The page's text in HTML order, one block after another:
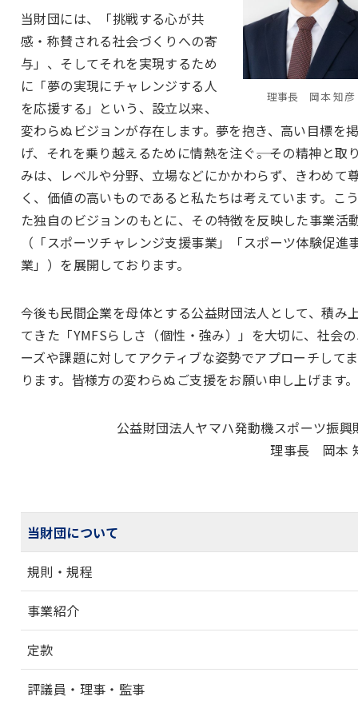
理事長 岡本 知彦
当財団には、「挑戦する心が共
感・称賛される社会づくりへの寄
与」、そしてそれを実現するため
に「夢の実現にチャレンジする人
を応援する」という、設立以来、
変わらぬビジョンが存在します。夢を抱き、高い目標を
げ、それを乗り越えるために情熱を注ぐ――。その精神と取
みは、レベルや分野、立場などにかかわらず、きわめて
く、価値の高いものであると私たちは考えています。こ
た独自のビジョンのもとに、その特徴を反映した事業活
（「スポーツチャレンジ支援事業」「スポーツ体験促進
業」）を展開しております。
今後も民間企業を母体とする公益財団法人として、積み
てきた「YMFSらしさ（個性・強み）」を大切に、社会
ーズや課題に対してアクティブな姿勢でアプローチして
ります。皆様方の変わらぬご支援をお願い申し上げます。
公益財団法人ヤマハ発動機スポーツ振興
理事長 岡本
当財団について
規則・規程
事業紹介
定款
評議員・理事・監事